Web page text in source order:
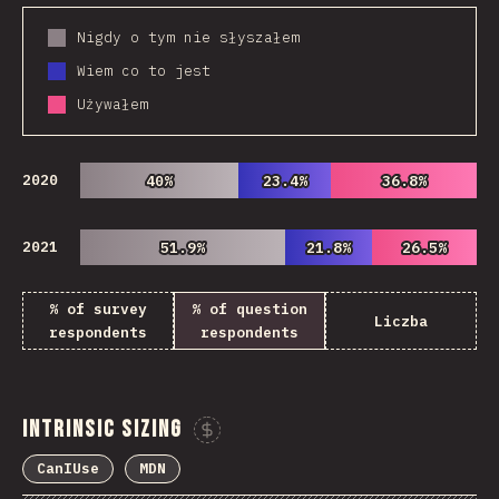
Nigdy o tym nie słyszałem
Wiem co to jest
Używałem
2020 40%
40% 23.4%
23.4% 36.8%
36.8%
2021 51.9%
51.9% 21.8%
21.8% 26.5%
26.5%
% of survey
respondents
% of question
respondents
Liczba
Intrinsic Sizing
CanIUse MDN